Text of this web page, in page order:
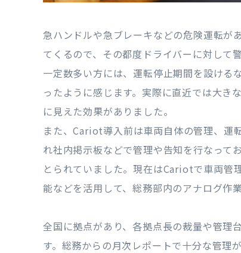
急ハンドルや急ブレーキなどの危険運転が
てくるので、その都度ドライバーに対して
一定数多い方には、運転停止期間を設ける
ったように感じます。実際に直近では大き
に見えた効果がありました。
また、Cariot導入前は車両自体の管理、運
れ社内掲示板などで管理や告知を行なって
とられていました。現在はCariotで車両管
能などを活用して、総務部内のアナログ作
全国に拠点があり、各拠点長の裁量や管理
す。総務からの月次レポートで十分な管理